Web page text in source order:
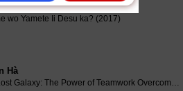
Thôi Là Con Của Mẹ?
wo Yamete Ii Desu ka? (2017)
Hà
Power Rangers Lost Galaxy: The Power of Teamwork Overcomes All (1999)